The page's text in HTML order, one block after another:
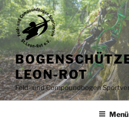
Zum
Inhalt
springen
LEON-ROT
Feld- und Compoundbogen
Menü